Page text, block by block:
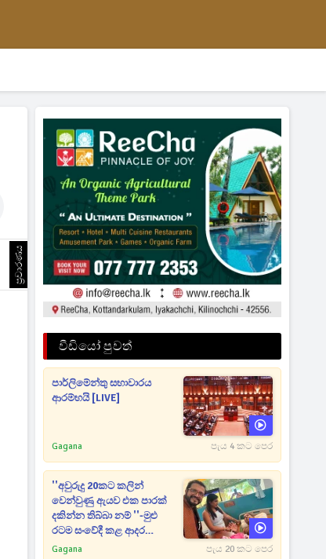
ප්‍රචාරණය
වීඩියෝ පුවත්
පාර්ලිමේන්තු සභාවාරය
ආරම්භයි [LIVE]
Gagana පැය 4 කට පෙර
''අවුරුදු 20කට කලින්
වෙන්වුණු ඇයව එක පාරක්
දකින්න තිබ්බා නම් ''-මුළු
රටම සංවේදී කළ ආදර
අමරණීය මතකය
Gagana පැය 20 කට පෙර